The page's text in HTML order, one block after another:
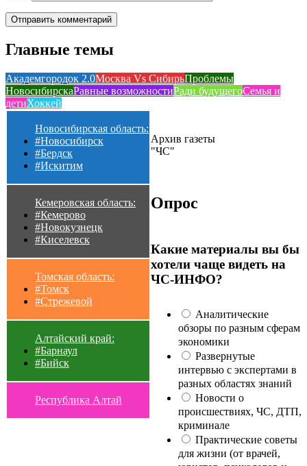
Главные темы
Академгородок 2.0Москва Vs СибирьПроблемы
НовосибирскаРавные возможностиРади будущегоСемья и
детиХоккей
Новосибирская область:
#Новосибирск
#Бердск
#Искитим
Кемеровская область:
#Кемерово
#Новокузнецк
#Киселевск
Томская область:
#Томск
#Стрежевой
Алтайский край:
#Барнаул
#Бийск
Республика Алтай
Архив газеты
"ЧС"
Опрос
Какие материалы вы бы
хотели чаще видеть на
ЧС-ИНФО?
Аналитические
обзоры по разным сферам
экономики
Развернутые
интервью с экспертами в
разных областях знаний
Новости о
происшествиях, ЧС, ДТП,
криминале
Практические советы
для жизни (от врачей,